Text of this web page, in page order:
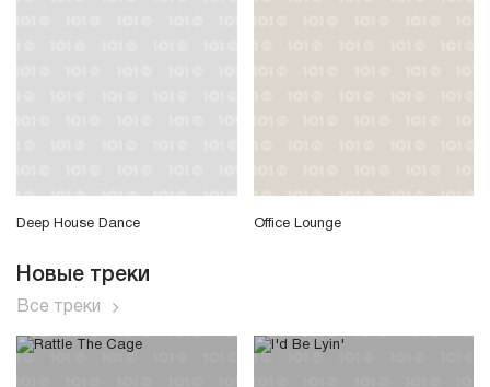
Deep House Dance Office Lounge
Новые треки
Все треки